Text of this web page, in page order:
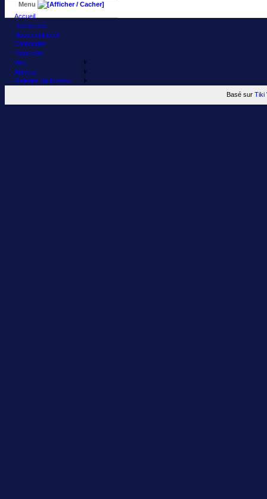
Menu
Accueil
Recherche
Nous contacter
Catégories
Mots-clés
Wiki
Articles
Galeries de fichiers
Basé sur Tiki